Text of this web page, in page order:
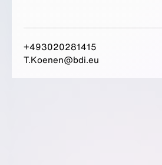
+493020281415
T.Koenen@bdi.eu